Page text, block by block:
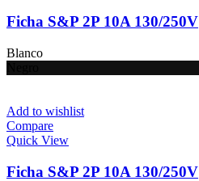
Ficha S&P 2P 10A 130/250V
Blanco
Add to wishlist
Compare
Quick View
Ficha S&P 2P 10A 130/250V